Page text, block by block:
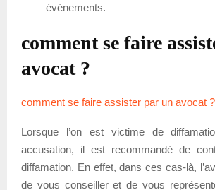
événements.
comment se faire
avocat ?
comment se faire assister par un avocat ?
Lorsque l’on est victime de
accusation, il est recommandé de
diffamation. En effet, dans ces cas-là,
de vous conseiller et de vous